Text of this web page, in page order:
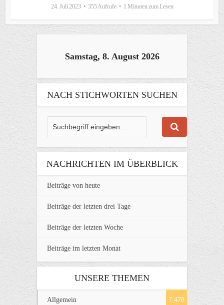
24. Juli 2023 355 Aufrufe 1 Minuten zum Lesen
Samstag, 8. August 2026
NACH STICHWORTEN SUCHEN
NACHRICHTEN IM ÜBERBLICK
Beiträge von heute
Beiträge der letzten drei Tage
Beiträge der letzten Woche
Beiträge im letzten Monat
UNSERE THEMEN
Allgemein 7.478